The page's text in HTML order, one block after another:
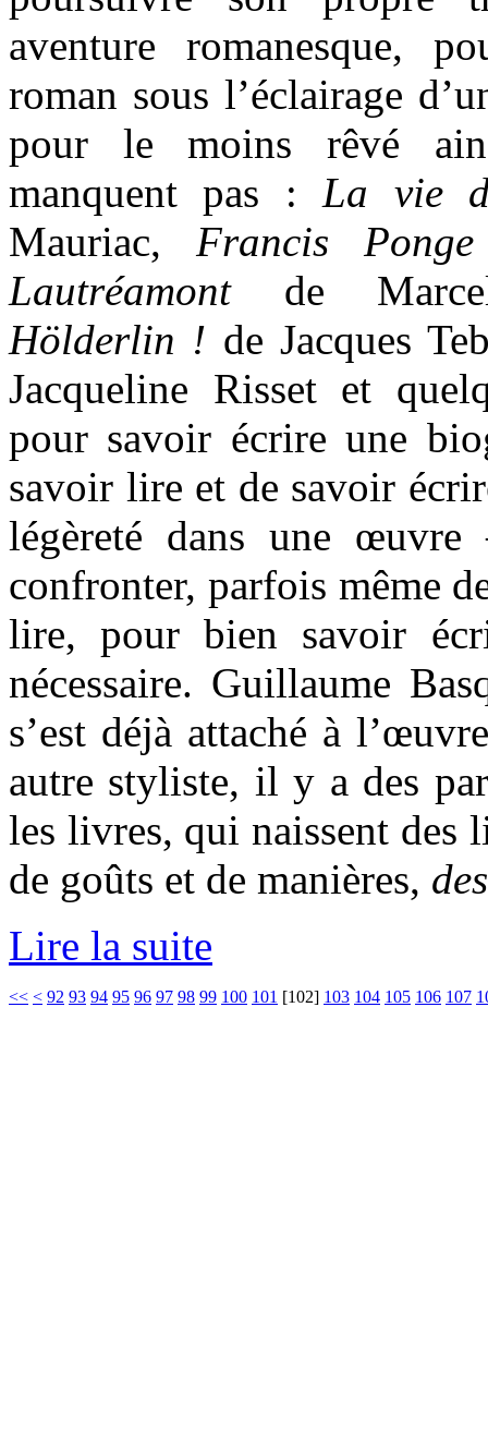
aventure romanesque,
roman sous l’éclairage
pour le moins rêvé
manquent pas :La vie
Mauriac, Francis Ponge
Lautréamontde
Hölderlin ! de Jacques
Jacqueline Risset et
pour savoir écrire une
savoir lire et de savoir
légèreté dans une
confronter, parfois même
lire, pour bien savoir
nécessaire. Guillaume
s’est déjà attaché à
autre styliste, il y a des
les livres, qui naissent des
de goûts et de manières,
Lire la suite
<< < 92 93 94 95 96 97 98 99 100 101 [102] 103 104 105 106 107